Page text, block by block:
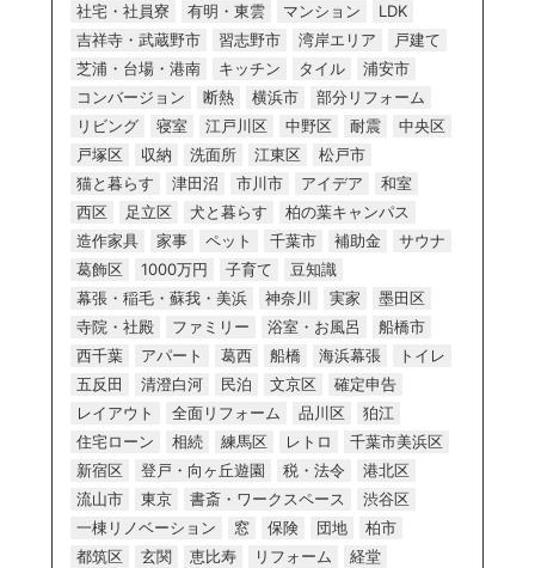
社宅・社員寮
有明・東雲 マンション
LDK
吉祥寺・武蔵野市
習志野市 湾岸エリア
戸建て
芝浦・台場・港南
キッチン タイル
浦安市
コンバージョン
断熱 横浜市
部分リフォーム
リビング
寝室 江戸川区 中野区 耐震
中央区
戸塚区
収納 洗面所 江東区
松戸市
猫と暮らす
津田沼 市川市 アイデア
和室
西区
足立区 犬と暮らす
柏の葉キャンパス
造作家具
家事 ペット 千葉市 補助金
サウナ
葛飾区
1000万円 子育て
豆知識
幕張・稲毛・蘇我・美浜
神奈川 実家
墨田区
寺院・社殿
ファミリー 浴室・お風呂
船橋市
西千葉
アパート 葛西 船橋 海浜幕張
トイレ
五反田
清澄白河 民泊 文京区
確定申告
レイアウト
全面リフォーム 品川区
狛江
住宅ローン
相続 練馬区 レトロ
千葉市美浜区
新宿区
登戸・向ヶ丘遊園 税・法令
港北区
流山市
東京 書斎・ワークスペース
渋谷区
一棟リノベーション
窓 保険 団地
柏市
都筑区
玄関 恵比寿 リフォーム
経堂